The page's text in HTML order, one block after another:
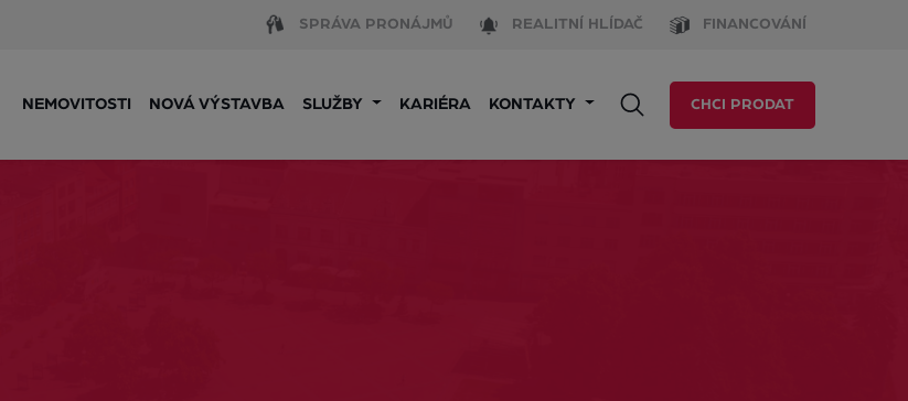
SPRÁVA PRONÁJMŮ REALITNÍ HLÍDAČ FINANCOVÁNÍ
NEMOVITOSTI NOVÁ VÝSTAVBA SLUŽBY KARIÉRA KONTAKTY CHCI PRODAT